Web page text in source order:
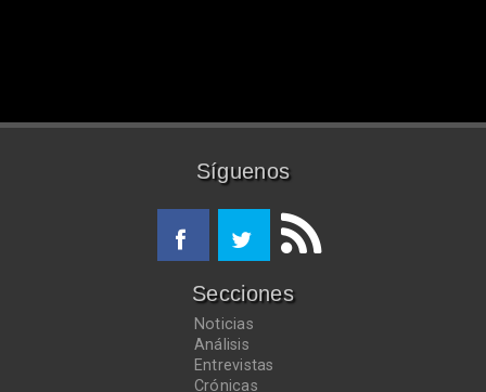
Síguenos
Secciones
Noticias
Análisis
Entrevistas
Crónicas